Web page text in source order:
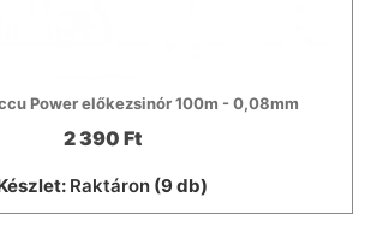
Power előkezsinór 100m - 0,08mm
2 390 Ft
Raktáron (9 db)